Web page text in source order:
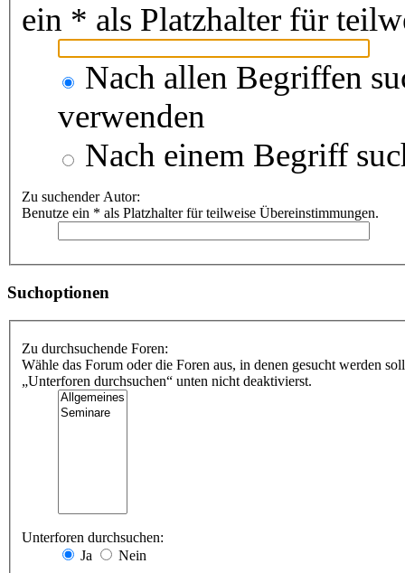
ein * als Platzhalter für
Nach allen Begriffen
verwenden
Nach einem Begriff
Zu suchender Autor:
Benutze ein * als Platzhalter für teilweise Übereinstimmungen.
Suchoptionen
Zu durchsuchende Foren:
Wähle das Forum oder die Foren aus, in denen gesucht werden
„Unterforen durchsuchen“ unten nicht deaktivierst.
Unterforen durchsuchen:
Ja
Nein